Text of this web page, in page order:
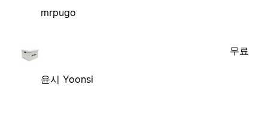
mrpugo
윤시 Yoonsi
무료